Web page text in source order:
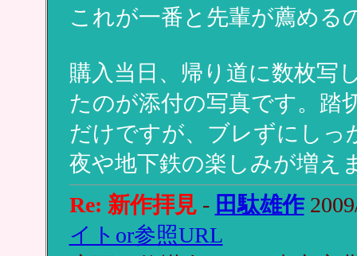
これが一番と先輩が薦める
購入当日、帰り道に数枚写
たのが添付の写真です。踏
だけですが、ブレずにしっ
夜や地下鉄の楽しみが増え
Re: 新作拝見- 田駄雄作
イトor参照URL